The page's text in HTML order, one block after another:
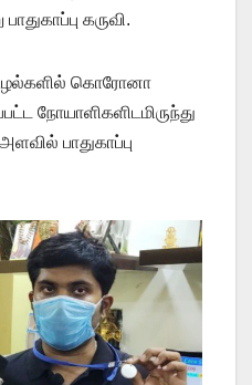
கருவி.
கொரோனா
நோயாளிகளிடமிருந்து
பாதுகாப்பு